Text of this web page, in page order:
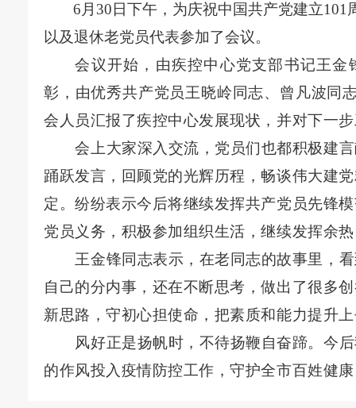
6 月 30 日下午，为庆祝中国共产党建立101
以及退休老党员代表参加了会议。
会议开始，由疾控中心党支部书记王
彰，由优秀共产党员王晓岭同志、曾凡波同
会人员汇报了疾控中心发展现状，并对下一
会上大家深入交流，党员们也都积极建
踊跃发言，回顾党的光辉历程，畅谈伟大建
定。纷纷表示今后将继续发挥共产党员先锋
党员义务，积极参加组织生活，继续发挥余
王金锋同志表示，在老同志的故事里，
自己的分内事，还在不断思考，做出了很多
新思路，守初心担使命，把素质和能力提升
风好正是扬帆时，不待扬鞭自奋蹄。今
的作风投入疫情防控工作，守护全市百姓健